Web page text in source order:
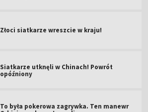
Złoci siatkarze wreszcie w kraju!
Siatkarze utknęli w Chinach! Powrót
opóźniony
To była pokerowa zagrywka. Ten manewr